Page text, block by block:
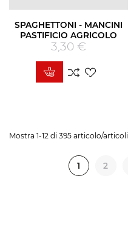
SPAGHETTONI - MANCINI
PASTIFICIO AGRICOLO
Prezzo
3,30 €
Mostra 1-12 di 395 articolo/articoli
1 2